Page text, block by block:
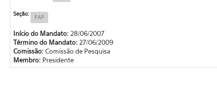
Seção: FAP
Início do Mandato: 28/06/2007
Término do Mandato: 27/06/2009
Comissão:Comissão de Pesquisa
Membro: Presidente